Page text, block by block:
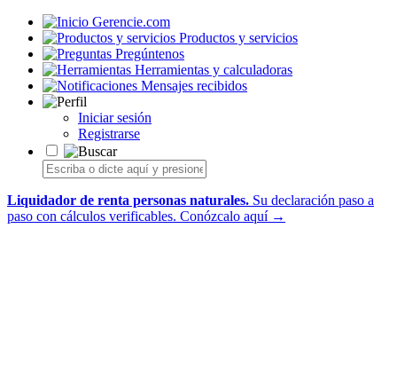
Gerencie.com
Productos y servicios
Pregúntenos
Herramientas y calculadoras
Mensajes recibidos
Iniciar sesión
Registrarse
Liquidador de renta personas naturales. Su declaración paso a
paso con cálculos verificables. Conózcalo aquí →